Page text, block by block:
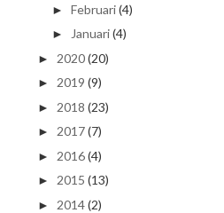
►Februari(4)
► Januari(4)
► 2020 (20)
► 2019 (9)
► 2018 (23)
► 2017 (7)
► 2016 (4)
► 2015 (13)
► 2014 (2)